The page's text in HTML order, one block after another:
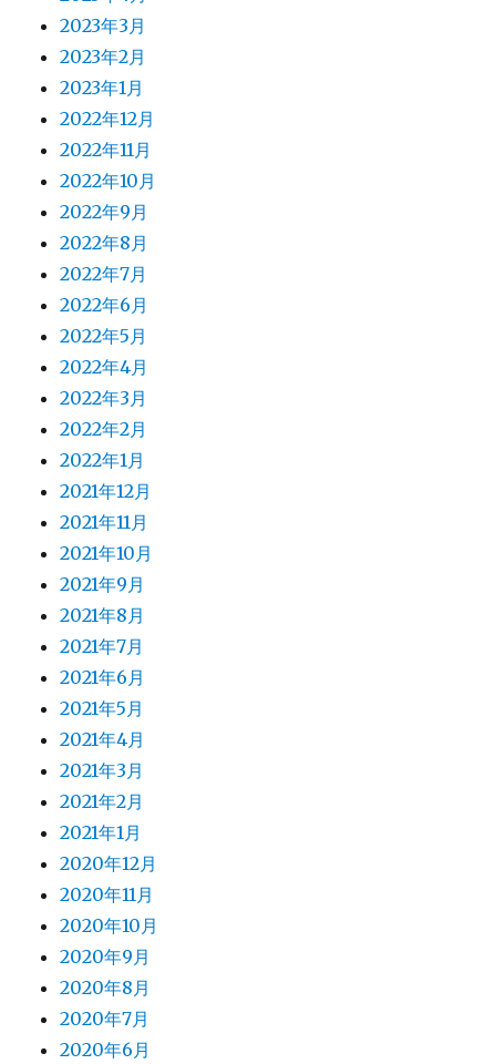
2023年3月
2023年2月
2023年1月
2022年12月
2022年11月
2022年10月
2022年9月
2022年8月
2022年7月
2022年6月
2022年5月
2022年4月
2022年3月
2022年2月
2022年1月
2021年12月
2021年11月
2021年10月
2021年9月
2021年8月
2021年7月
2021年6月
2021年5月
2021年4月
2021年3月
2021年2月
2021年1月
2020年12月
2020年11月
2020年10月
2020年9月
2020年8月
2020年7月
2020年6月